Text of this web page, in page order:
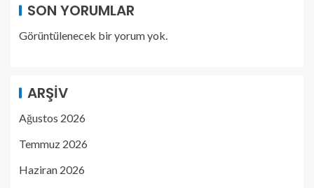
SON YORUMLAR
Görüntülenecek bir yorum yok.
ARŞIV
Ağustos 2026
Temmuz 2026
Haziran 2026